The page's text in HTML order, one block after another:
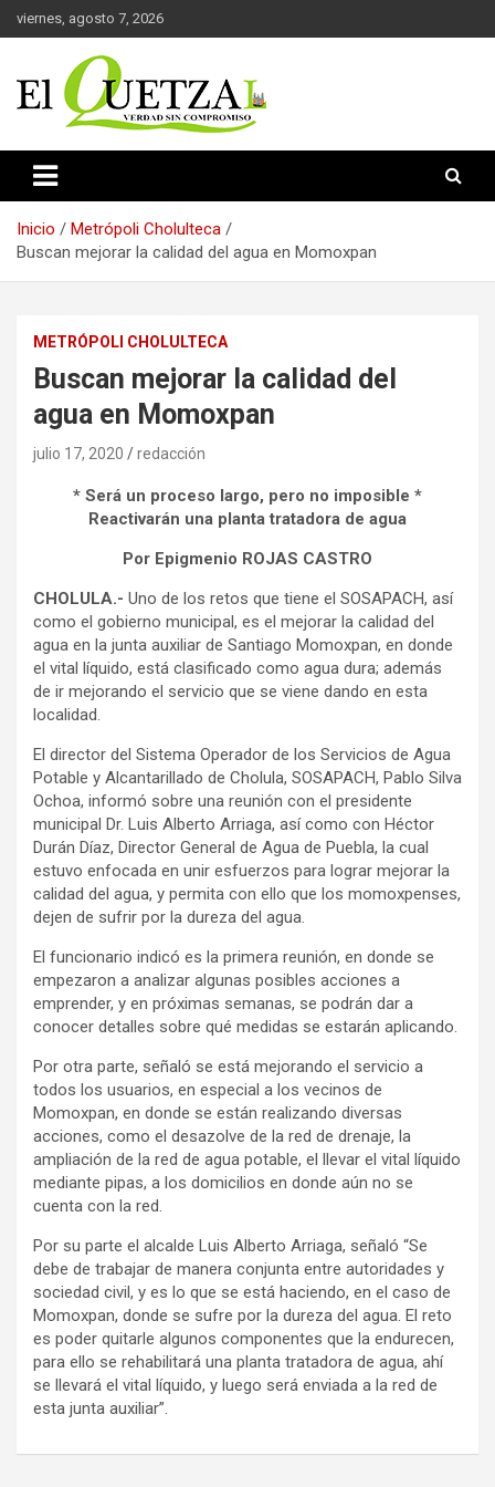
Saltar
al
viernes, agosto 7, 2026
El Quetzal de Cholula
Inicio
Metrópoli Cholulteca
Buscan mejorar la calidad del agua en Momoxpan
METRÓPOLI CHOLULTECA
Buscan mejorar la calidad del
agua en Momoxpan
julio 17, 2020 redacción
* Será un proceso largo, pero no imposible *
Reactivarán una planta tratadora de agua
Por Epigmenio ROJAS CASTRO
CHOLULA.- Uno de los retos que tiene el SOSAPACH, así
como el gobierno municipal, es el mejorar la calidad del
agua en la junta auxiliar de Santiago Momoxpan, en donde
el vital líquido, está clasificado como agua dura; además
de ir mejorando el servicio que se viene dando en esta
localidad.
El director del Sistema Operador de los Servicios de Agua
Potable y Alcantarillado de Cholula, SOSAPACH, Pablo Silva
Ochoa, informó sobre una reunión con el presidente
municipal Dr. Luis Alberto Arriaga, así como con Héctor
Durán Díaz, Director General de Agua de Puebla, la cual
estuvo enfocada en unir esfuerzos para lograr mejorar la
calidad del agua, y permita con ello que los momoxpenses,
dejen de sufrir por la dureza del agua.
El funcionario indicó es la primera reunión, en donde se
empezaron a analizar algunas posibles acciones a
emprender, y en próximas semanas, se podrán dar a
conocer detalles sobre qué medidas se estarán aplicando.
Por otra parte, señaló se está mejorando el servicio a
todos los usuarios, en especial a los vecinos de
Momoxpan, en donde se están realizando diversas
acciones, como el desazolve de la red de drenaje, la
ampliación de la red de agua potable, el llevar el vital líquido
mediante pipas, a los domicilios en donde aún no se
cuenta con la red.
Por su parte el alcalde Luis Alberto Arriaga, señaló “Se
debe de trabajar de manera conjunta entre autoridades y
sociedad civil, y es lo que se está haciendo, en el caso de
Momoxpan, donde se sufre por la dureza del agua. El reto
es poder quitarle algunos componentes que la endurecen,
para ello se rehabilitará una planta tratadora de agua, ahí
se llevará el vital líquido, y luego será enviada a la red de
esta junta auxiliar”.